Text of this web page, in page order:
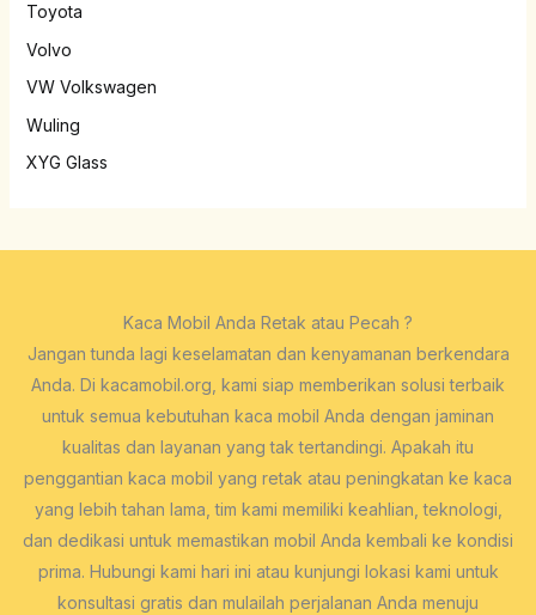
Toyota
Volvo
VW Volkswagen
Wuling
XYG Glass
Kaca Mobil Anda Retak atau Pecah ?
Jangan tunda lagi keselamatan dan kenyamanan berkendara
Anda. Di kacamobil.org, kami siap memberikan solusi terbaik
untuk semua kebutuhan kaca mobil Anda dengan jaminan
kualitas dan layanan yang tak tertandingi. Apakah itu
penggantian kaca mobil yang retak atau peningkatan ke kaca
yang lebih tahan lama, tim kami memiliki keahlian, teknologi,
dan dedikasi untuk memastikan mobil Anda kembali ke kondisi
prima. Hubungi kami hari ini atau kunjungi lokasi kami untuk
konsultasi gratis dan mulailah perjalanan Anda menuju